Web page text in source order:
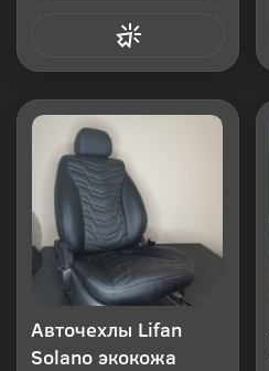
Авточехлы Lifan
Solano экокожа